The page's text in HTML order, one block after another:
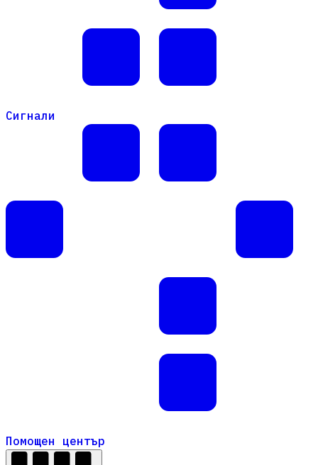
Сигнали
Помощен център
Помощен център